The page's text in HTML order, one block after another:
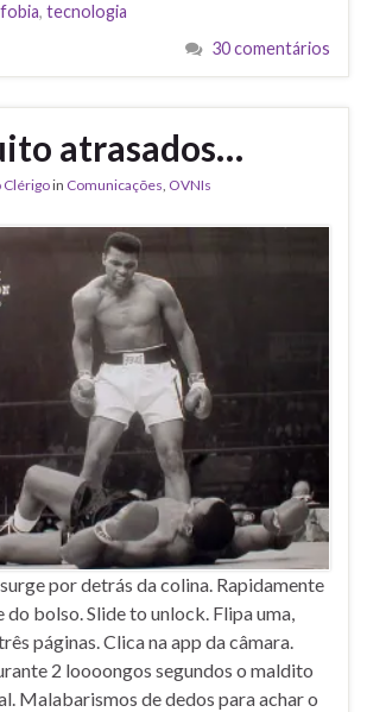
, tecnologia
30 comentários
atrasados…
Clérigoin Comunicações, OVNIs
por detrás da colina. Rapidamente
do bolso. Slide to unlock. Flipa uma,
páginas. Clica na app da câmara.
2 loooongos segundos o maldito
Malabarismos de dedos para achar o